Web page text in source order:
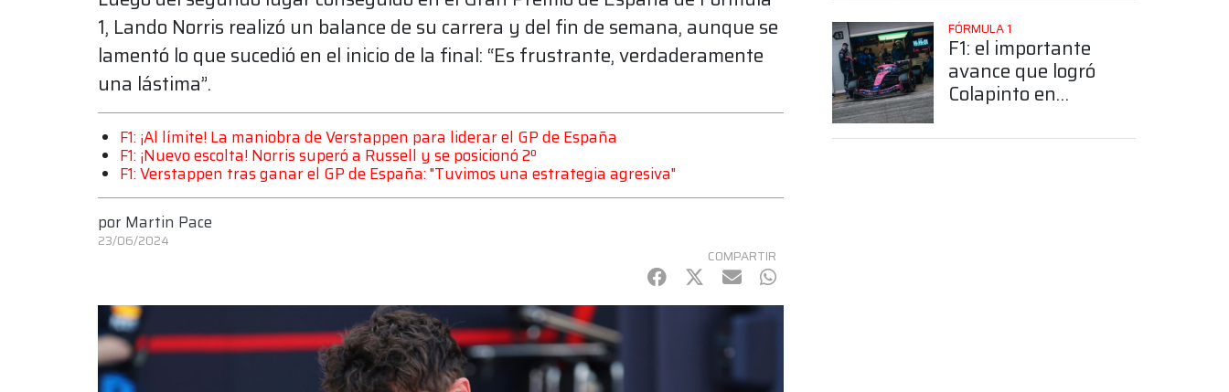
1, Lando Norris realizó un balance de su carrera y del fin de semana, aunque se
lamentó lo que sucedió en el inicio de la final: “Es frustrante, verdaderamente
una lástima”.
F1: ¡Al límite! La maniobra de Verstappen para liderar el GP de España
F1: ¡Nuevo escolta! Norris superó a Russell y se posicionó 2º
F1: Verstappen tras ganar el GP de España: "Tuvimos una estrategia agresiva"
por Martin Pace
23/06/2024
COMPARTIR
Facebook
Twitter
mail WhatsApp
nunca y ya palpitó
los test en Bahréin
FÓRMULA 1
F1: el importante
avance que logró
Colapinto en
destacado por